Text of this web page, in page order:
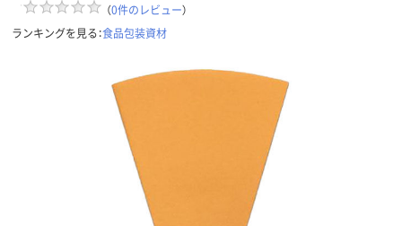
（0件のレビュー）
ランキングを見る：食品包装資材